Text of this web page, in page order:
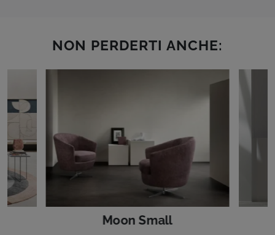
NON PERDERTI ANCHE:
Moon Small